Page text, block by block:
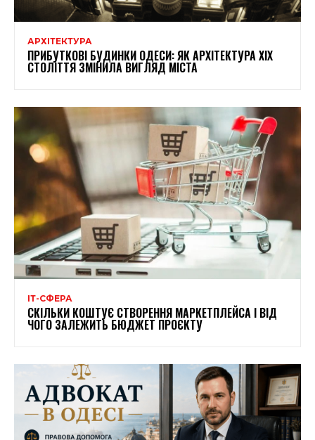
АРХІТЕКТУРА
ПРИБУТКОВІ БУДИНКИ ОДЕСИ: ЯК АРХІТЕКТУРА XIX
СТОЛІТТЯ ЗМІНИЛА ВИГЛЯД МІСТА
ІТ-СФЕРА
СКІЛЬКИ КОШТУЄ СТВОРЕННЯ МАРКЕТПЛЕЙСА І ВІД
ЧОГО ЗАЛЕЖИТЬ БЮДЖЕТ ПРОЄКТУ